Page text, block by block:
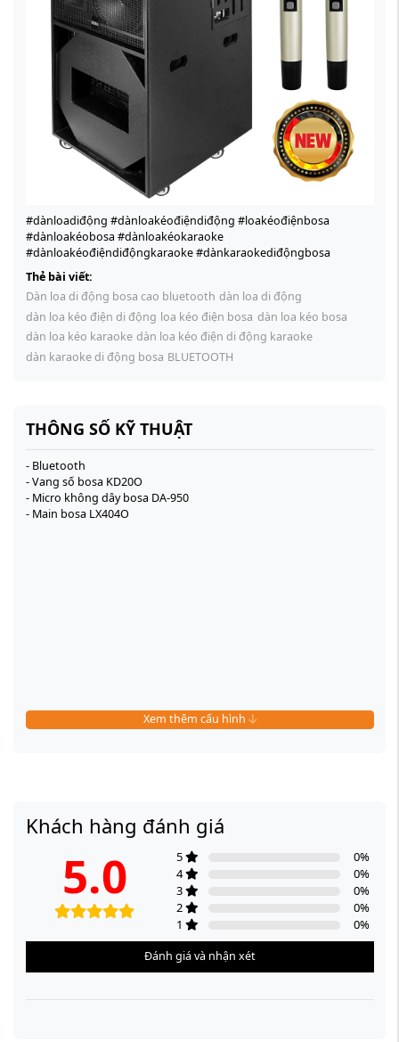
#dànloadiđộng #dànloakéođiệndiđộng #loakéođiệnbosa
#dànloakéobosa #dànloakéokaraoke
#dànloakéođiệndiđộngkaraoke #dànkaraokediđộngbosa
Thẻ bài viết:
Dàn loa di động bosa cao bluetooth dàn loa di động
dàn loa kéo điện di động loa kéo điện bosa dàn loa kéo bosa
dàn loa kéo karaoke dàn loa kéo điện di động karaoke
dàn karaoke di động bosa BLUETOOTH
THÔNG SỐ KỸ THUẬT
- Bluetooth
- Vang số bosa KD20O
- Micro không dây bosa DA-950
- Main bosa LX404O
Xem thêm cấu hình
Khách hàng đánh giá
5.0 5 0%
4
0%
3
0%
2
0%
1
0%
Đánh giá và nhận xét